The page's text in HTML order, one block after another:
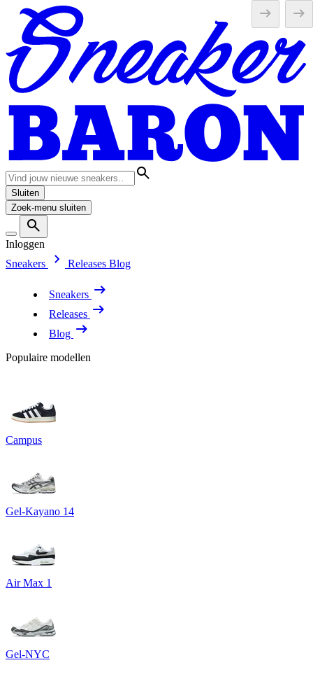
Sluiten
Zoek-menu sluiten
Inloggen
Sneakers
Releases Blog
Sneakers
Releases
Blog
Populaire modellen
Campus
Gel-Kayano 14
Air Max 1
Gel-NYC